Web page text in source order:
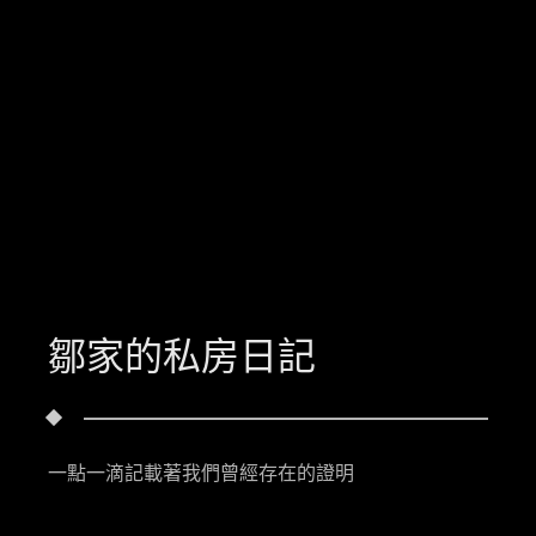
鄒家的私房日記
一點一滴記載著我們曾經存在的證明